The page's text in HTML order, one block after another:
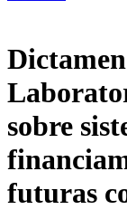
sobre
futuras